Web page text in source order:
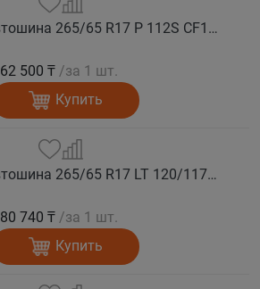
COMFORSER Автошина 265/65 R17 P 112S CF1100 RWL лето
62 500 ₸ /за 1 шт.
Купить
COMFORSER Автошина 265/65 R17 LT 120/117S CF1100 10PR RWL лето
80 740 ₸ /за 1 шт.
Купить